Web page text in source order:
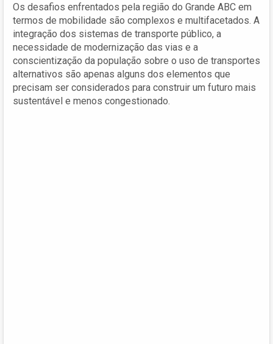
Os desafios enfrentados pela região do Grande ABC em
termos de mobilidade são complexos e multifacetados. A
integração dos sistemas de transporte público, a
necessidade de modernização das vias e a
conscientização da população sobre o uso de transportes
alternativos são apenas alguns dos elementos que
precisam ser considerados para construir um futuro mais
sustentável e menos congestionado.